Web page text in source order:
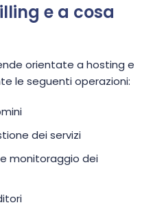
e a cosa
orientate a hosting e
le seguenti operazioni:
dei servizi
monitoraggio dei